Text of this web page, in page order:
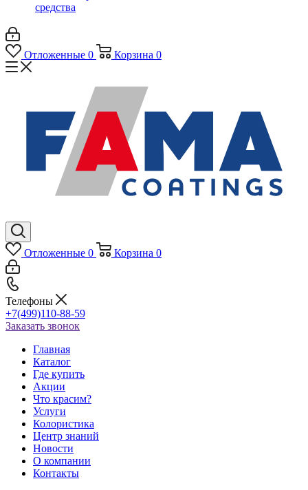
средства
Отложенные 0 Корзина 0
Отложенные 0 Корзина 0
Телефоны
+7(499)110-88-59
Заказать звонок
Главная
Каталог
Где купить
Акции
Что красим?
Услуги
Колористика
Центр знаний
Новости
О компании
Контакты